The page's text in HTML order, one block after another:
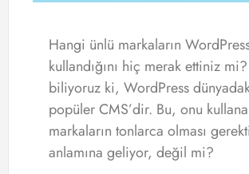
Hangi ünlü markaların
kullandığını hiç merak ettiniz
biliyoruz ki, WordPress
popüler CMS’dir. Bu, onu
markaların tonlarca olması
anlamına geliyor, değil mi?